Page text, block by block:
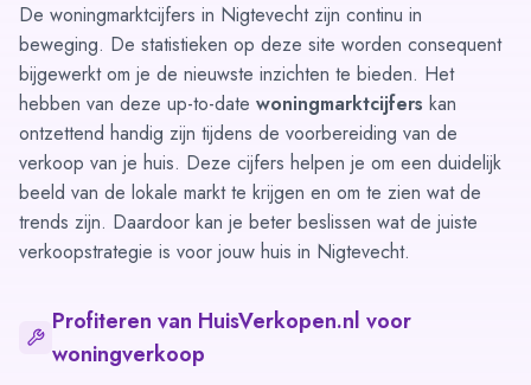
De woningmarktcijfers in Nigtevecht zijn continu in
beweging. De statistieken op deze site worden consequent
bijgewerkt om je de nieuwste inzichten te bieden. Het
hebben van deze up-to-date woningmarktcijfers kan
ontzettend handig zijn tijdens de voorbereiding van de
verkoop van je huis. Deze cijfers helpen je om een duidelijk
beeld van de lokale markt te krijgen en om te zien wat de
trends zijn. Daardoor kan je beter beslissen wat de juiste
verkoopstrategie is voor jouw huis in Nigtevecht.
Profiteren van HuisVerkopen.nl voor
woningverkoop